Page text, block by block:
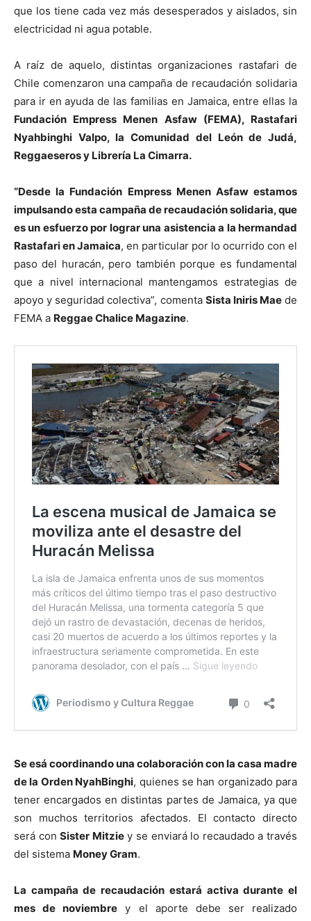
que los tiene cada vez más desesperados y aislados, sin
electricidad ni agua potable.
A raíz de aquelo, distintas organizaciones rastafari de
Chile comenzaron una campaña de recaudación solidaria
para ir en ayuda de las familias en Jamaica, entre ellas la
Fundación Empress Menen Asfaw (FEMA), Rastafari
Nyahbinghi Valpo, la Comunidad del León de Judá,
Reggaeseros y Librería La Cimarra.
“Desde la Fundación Empress Menen Asfaw estamos
impulsando esta campaña de recaudación solidaria, que
es un esfuerzo por lograr una asistencia a la hermandad
Rastafari en Jamaica, en particular por lo ocurrido con el
paso del huracán, pero también porque es fundamental
que a nivel internacional mantengamos estrategias de
apoyo y seguridad colectiva”, comenta Sista Iniris Maede
FEMA a Reggae Chalice Magazine.
Se esá coordinando una colaboración con la casa madre
de la Orden NyahBinghi, quienes se han organizado para
tener encargados en distintas partes de Jamaica, ya que
son muchos territorios afectados. El contacto directo
será conSister Mitziey se enviará lo recaudado a través
del sistema Money Gram.
La campaña de recaudación estará activa durante el
mes de noviembre y el aporte debe ser realizado